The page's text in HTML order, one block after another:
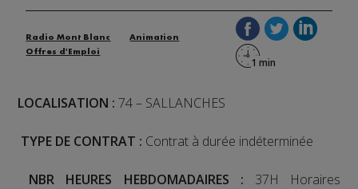
Radio Mont Blanc
Animation
Offres d'Emploi
LOCALISATION : 74 – SALLANCHES
TYPE DE CONTRAT : Contrat à durée indéterminée
NBR HEURES HEBDOMADAIRES : 37H Horaires